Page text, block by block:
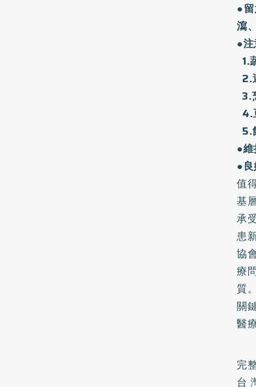
●
瀉
●
1.
2.
3.
4.
5.
●
●
值
基
承
患
協
療
質。
關
醫
完
台